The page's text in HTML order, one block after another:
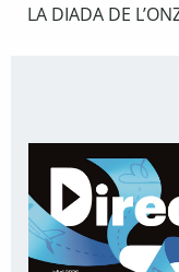
LA DIADA DE